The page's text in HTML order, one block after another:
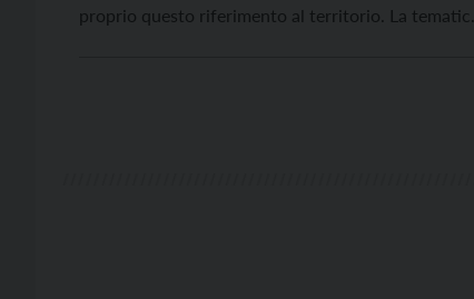
proprio questo riferimento al territorio. La tematica